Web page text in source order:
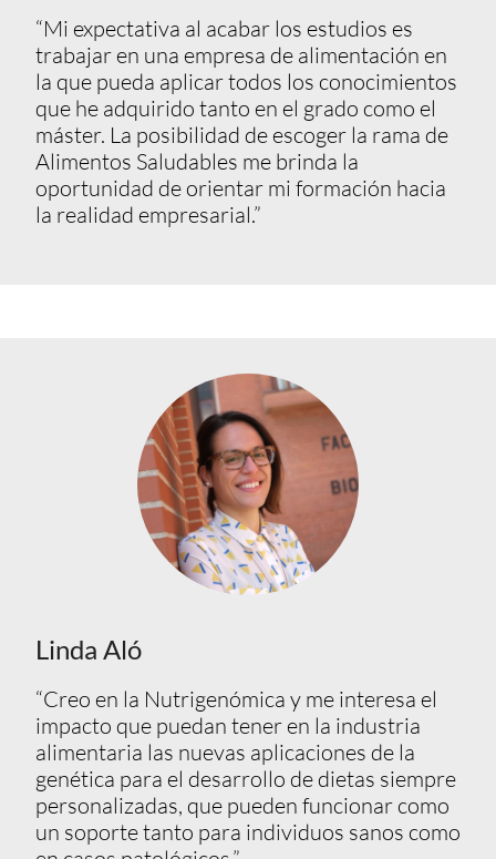
“Mi expectativa al acabar los estudios es
trabajar en una empresa de alimentación en
la que pueda aplicar todos los conocimientos
que he adquirido tanto en el grado como el
máster. La posibilidad de escoger la rama de
Alimentos Saludables me brinda la
oportunidad de orientar mi formación hacia
la realidad empresarial.”
Linda Aló
“Creo en la Nutrigenómica y me interesa el
impacto que puedan tener en la industria
alimentaria las nuevas aplicaciones de la
genética para el desarrollo de dietas siempre
personalizadas, que pueden funcionar como
un soporte tanto para individuos sanos como